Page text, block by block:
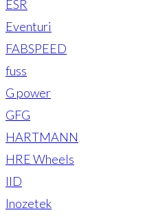
ESR
Eventuri
FABSPEED
fuss
G power
GFG
HARTMANN
HRE Wheels
IID
Inozetek